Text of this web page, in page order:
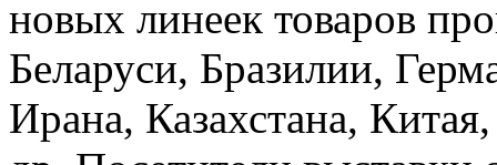
новых линеек товаров
Беларуси, Бразилии,
Ирана, Казахстана,